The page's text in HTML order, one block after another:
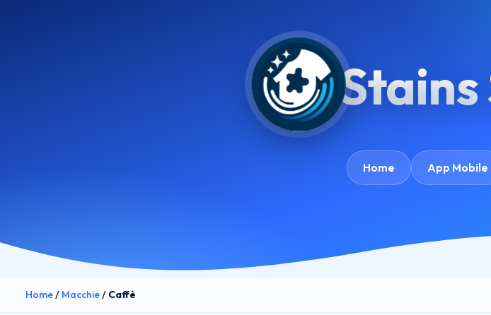
Home App Mobile
Home/ Macchie/ Caffè